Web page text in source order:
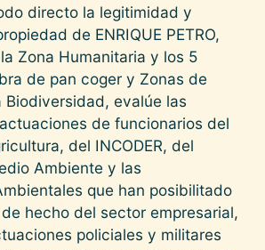
directo la legitimidad y
de ENRIQUE PETRO,
Zona Humanitaria y los 5
de pan coger y Zonas de
Biodiversidad, evalúe las
de funcionarios del
del INCODER, del
Ambiente y las
que han posibilitado
hecho del sector empresarial,
policiales y militares